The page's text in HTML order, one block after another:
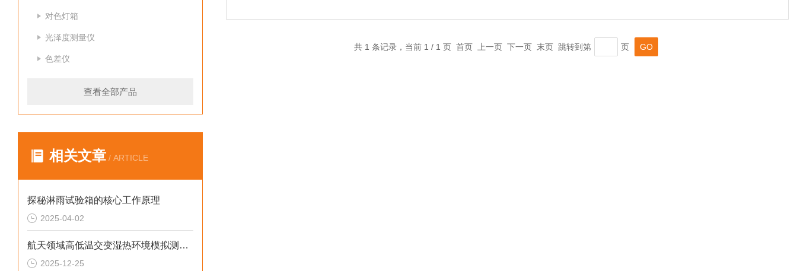
对色灯箱
光泽度测量仪
色差仪
查看全部产品
相关文章 / ARTICLE
探秘淋雨试验箱的核心工作原理
2025-04-02
航天领域高低温交变湿热环境模拟测试解决方案
2025-12-25
共 1 条记录，当前 1 / 1 页 首页 上一页 下一页 末页 跳转到第 页